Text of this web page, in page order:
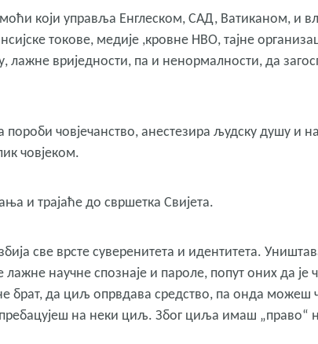
моћи који управља Енглеском, САД, Ватиканом, и
токове, медије ,кровне НВО, тајне
лажне вриједности, па и ненормалности, да
пороби човјечанство, анестезира људску душу и
човјеком.
и трајаће до свршетка Свијета.
све врсте суверенитета и идентитета.
научне спознаје и пароле, попут оних да је
не брат, да циљ опрвдава средство, па онда можеш
на неки циљ. Због циља имаш „право“